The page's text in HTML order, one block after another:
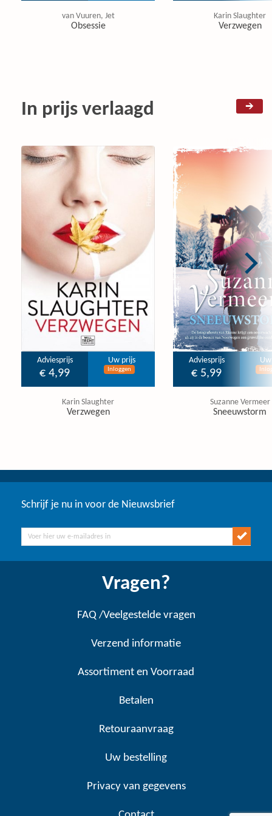
van Vuuren, Jet
Obsessie
Karin Slaughter
Verzwegen
In prijs verlaagd
Adviesprijs
€ 4,99
Uw prijs
Inloggen
Karin Slaughter
Verzwegen
Adviesprijs
€ 5,99
Suzanne Vermeer
Sneeuwstorm
Schrijf je nu in voor de Nieuwsbrief
Vragen?
FAQ /Veelgestelde vragen
Verzend informatie
Assortiment en Voorraad
Betalen
Retouraanvraag
Uw bestelling
Privacy van gegevens